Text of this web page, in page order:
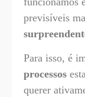
previsíveis
Para isso, é
processos
querer